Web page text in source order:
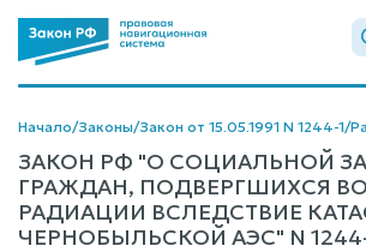
Начало/Законы/Закон от 15.05.1991 N 1244-1/
ЗАКОН РФ "О СОЦИАЛЬНОЙ
ГРАЖДАН, ПОДВЕРГШИХСЯ
РАДИАЦИИ ВСЛЕДСТВИЕ
ЧЕРНОБЫЛЬСКОЙ АЭС" N 1244-